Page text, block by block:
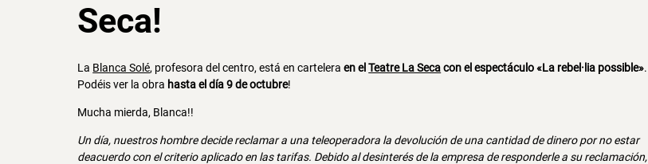
Seca!
La Blanca Solé, profesora del centro, está en carteleraen elTeatre La Secacon el espectáculo «La rebel·lia possible».
Podéis ver la obra hasta el día 9 de octubre!
Mucha mierda, Blanca!!
Un día, nuestros hombre decide reclamar a una teleoperadora la devolución de una cantidad de dinero por no estar
deacuerdo con el criterio aplicado en las tarifas. Debido al desinterés de la empresa de responderle a su reclamación,